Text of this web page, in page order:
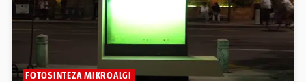
FOTOSINTEZA MIKROALGI